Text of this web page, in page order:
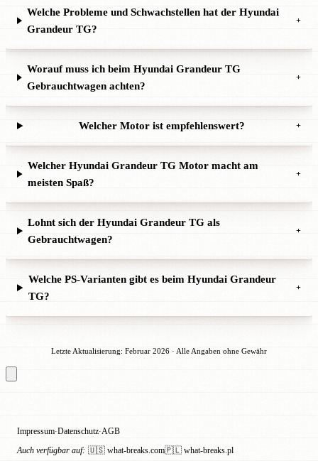
Welche Probleme und Schwachstellen hat der Hyundai
Grandeur TG?
+
Worauf muss ich beim Hyundai Grandeur TG
Gebrauchtwagen achten?
+
Welcher Motor ist empfehlenswert? +
Welcher Hyundai Grandeur TG Motor macht am
meisten Spaß?
+
Lohnt sich der Hyundai Grandeur TG als
Gebrauchtwagen?
+
Welche PS-Varianten gibt es beim Hyundai Grandeur
TG?
+
Letzte Aktualisierung: Februar 2026 · Alle Angaben ohne Gewähr
Impressum·Datenschutz·AGB
Auch verfügbar auf: 🇺🇸 what-breaks.com🇵🇱 what-breaks.pl